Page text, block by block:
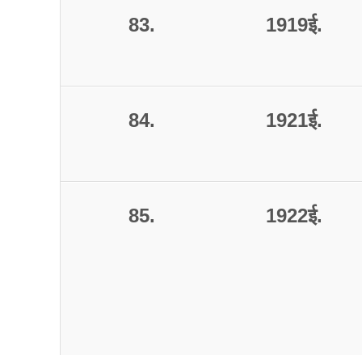
83. 1919ई.
84. 1921ई.
85. 1922ई.